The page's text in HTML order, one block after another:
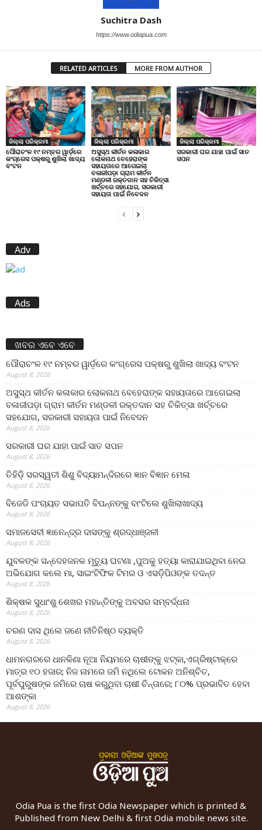
Suchitra Dash
https://www.odiapua.com
RELATED ARTICLES MORE FROM AUTHOR
ଜିଲ୍ଲା ପରିକ୍ରମା
ପୌରାଚଂଳ ୧୯ ନମ୍ବର ୱାର୍ଡ଼ରେ
କଂଗ୍ରେସ ପକ୍ଷରୁ ଶୁଖିଲା ଖାଦ୍ୟ
ବଂଟନ
ଜିଲ୍ଲା ପରିକ୍ରମା
ଅସୁସ୍ଥ କୀର୍ତନ କଳାକାର
ଲୋକନାଥ ବେହେରାଙ୍କ
ସହାୟତାରେ ଆଗେଇଲା
ବଳାଜୀପଡ଼ା ଗ୍ରାମ କୀର୍ତନ
ମଣ୍ଡଳୀ ରକ୍ତଦାନ ସହ ଚିକିତ୍ସା
ଖର୍ଚ୍ଚରେ ସହଯୋଗ, ସରକାରୀ
ସହାୟତା ପାଇଁ ନିବେଦନ
ଜିଲ୍ଲା ପରିକ୍ରମା
ସରକାରୀ ଘର ଯାହା ପାଇଁ ସାତ
ସପନ
Adv
Ads
ଖବର ଏବେ ଏବେ
ପୌରାଚଂଳ ୧୯ ନମ୍ବର ୱାର୍ଡ଼ରେ କଂଗ୍ରେସ ପକ୍ଷରୁ ଶୁଖିଲା ଖାଦ୍ୟ ବଂଟନ
August 8, 2026
ଅସୁସ୍ଥ କୀର୍ତନ କଳାକାର ଲୋକନାଥ ବେହେରାଙ୍କ ସହାୟତାରେ ଆଗେଇଲା
ବଳାଜୀପଡ଼ା ଗ୍ରାମ କୀର୍ତନ ମଣ୍ଡଳୀ ରକ୍ତଦାନ ସହ ଚିକିତ୍ସା ଖର୍ଚ୍ଚରେ
ସହଯୋଗ, ସରକାରୀ ସହାୟତା ପାଇଁ ନିବେଦନ
August 8, 2026
ସରକାରୀ ଘର ଯାହା ପାଇଁ ସାତ ସପନ
August 8, 2026
ତିହିଡି଼ ସରସ୍ୱତୀ ଶିଶୁ ବିଦ୍ୟାମନ୍ଦିରରେ ଜ୍ଞାନ ବିଜ୍ଞାନ ମେଳା
August 8, 2026
ବିଜେଡି ପଂଚାୟତ ସଭାପତି ବିପନ୍ନଙ୍କୁ ବାଂଟିଲେ ଶୁଖିଲାଖାଦ୍ୟ
August 8, 2026
ସମାଜସେବୀ ଜ୍ଞାନେନ୍ଦ୍ର ଦାସଙ୍କୁ ଶ୍ରଦ୍ଧାଞ୍ଜଳୀ
August 8, 2026
ଯୁବକଙ୍କ ସନ୍ଦେହଜନକ ମୃତ୍ୟୁ ଘଟଣା ,ପୁଅକୁ ହତ୍ୟା କାରାଯାଇଥିବା ନେଇ
ଅଭିଯୋଗ କଲେ ମା, ସାଇଂଟିଫିକ ଟିମର ଓ ଏସଡ଼ିପିଓଙ୍କ ତଦନ୍ତ
August 8, 2026
ଶିକ୍ଷକ ସୁଧାଂଶୁ ଶେଖର ମହାନ୍ତିଙ୍କୁ ଅବସର ସମ୍ବର୍ଦ୍ଧନା
August 8, 2026
ଚରଣ ଦାସ ଥିଲେ ଜଣେ ନୀତିନିଷ୍ଠ ବ୍ୟକ୍ତି
August 8, 2026
ଧାମନଗରରେ ଧାନକିଣା ନୂଆ ନିୟମରେ ଚାଷୀଙ୍କୁ ଝଟ୍‌କା,ଏଗ୍ରିଷ୍ଟାକ୍‌ରେ
ମାତ୍ର ୧୦ ହଜାର; ନିଜ ନାମରେ ଜମି ନଥିଲେ ଟୋକନ ଅନିଶ୍ଚିତ,
ପୂର୍ବପୁରୁଷଙ୍କ ଜମିରେ ଚାଷ କରୁଥିବା ଚାଷୀ ଚିନ୍ତାରେ; ୮୦% ପ୍ରଭାବିତ ହେବା
ଆଶଙ୍କା
August 8, 2026
Odia Pua is the first Odia Newspaper which is printed &
Published from New Delhi & first Odia mobile news site.